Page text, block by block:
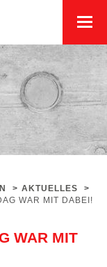
> AKTUELLES
>
WAR MIT DABEI!
WAR MIT